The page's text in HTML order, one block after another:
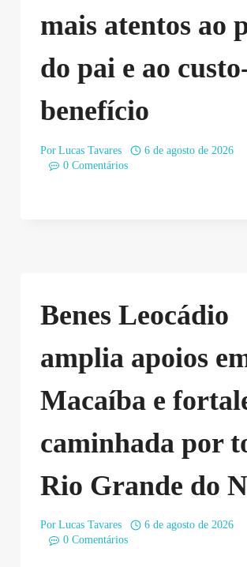
mais atentos ao
do pai e ao
benefício
Por Lucas Tavares
6 de agosto de 2026
0 Comentários
Benes Leocádio
amplia apoios
Macaíba e
caminhada por
Rio Grande do
Por Lucas Tavares
6 de agosto de 2026
0 Comentários